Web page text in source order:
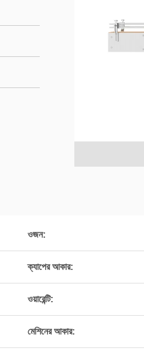
ওজন:
ক্যাপের আকার:
ওয়ারেন্টি:
মেশিনের আকার: